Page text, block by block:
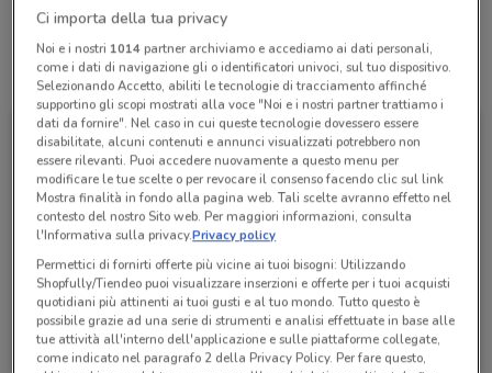
Tutte le promozioni di questo negozio
Conad City
Scade martedì
Ci importa della tua privacy
Noi e i nostri 1014partner archiviamo e accediamo ai dati personali,
come i dati di navigazione gli o identificatori univoci, sul tuo dispositivo.
Selezionando Accetto, abiliti le tecnologie di tracciamento affinché
supportino gli scopi mostrati alla voce "Noi e i nostri partner trattiamo i
dati da fornire". Nel caso in cui queste tecnologie dovessero essere
disabilitate, alcuni contenuti e annunci visualizzati potrebbero non
essere rilevanti. Puoi accedere nuovamente a questo menu per
modificare le tue scelte o per revocare il consenso facendo clic sul link
Mostra finalità in fondo alla pagina web. Tali scelte avranno effetto nel
contesto del nostro Sito web. Per maggiori informazioni, consulta
l'Informativa sulla privacy.Privacy policy
Permettici di fornirti offerte più vicine ai tuoi bisogni: Utilizzando
Shopfully/Tiendeo puoi visualizzare inserzioni e offerte per i tuoi acquisti
quotidiani più attinenti ai tuoi gusti e al tuo mondo. Tutto questo è
possibile grazie ad una serie di strumenti e analisi effettuate in base alle
tue attività all'interno dell'applicazione e sulle piattaforme collegate,
come indicato nel paragrafo 2 della Privacy Policy. Per fare questo,